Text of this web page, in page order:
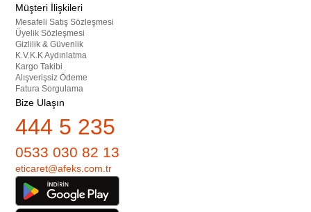
Müşteri İlişkileri
Mesafeli Satış Sözleşmesi
Üyelik Sözleşmesi
Gizlilik & Güvenlik
K.V.K.K Aydınlatma
Kargo Takibi
Alışverişsiz Ödeme
Fatura Sorgulama
Bize Ulaşın
444 5 235
0533 030 82 13
eticaret@afeks.com.tr